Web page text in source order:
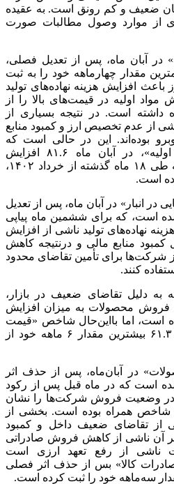
ضعیف و کم رونق است. به عقیده
از موارد وصول مطالبات صورت
در آبان ماه، پس از تعدیل فصلی،
و کمترین مقدار چهارماهه خود را به ثبت
افزایش هزینه نهاده‌های تولید
اولیه در قیمت‌های بالا را از
داشته است. در نتیجه بسیاری از
از عدم تخصیص ارز و کمبود منابع
بوده‌اند. این در حالی است که
شاخص «قیمت خرید مواد اولیه»، در آبان ماه ۸۱.۶ افزایش
قابل‌توجهی داشته به‌طوری‌که طی ۱۸ ماه گذشته از خرداد ۱۴۰۲،
است.
انبار» در آبان ماه، پس از تعدیل
۴۷.۹ برآورد شده است، که برای ششمین ماه پیاپی
نهاده‌های تولید ناشی از افزایش
کمبود منابع مالی و درنتیجه کاهش
شرکت‌ها برای تأمین تقاضای محدود
کنند.
به دلیل تقاضای ضعیف در بازار،
محصولات به میزان افزایش
است، اما بااین‌حال شاخص «قیمت
محصولات تولیدشده» با عدد ۶۱.۳ بیشترین مقدار ۶ ماهه خود از
در آبان‌ماه، پس از حذف اثر
۵۰.۷ برآورد شده است که در ماه قبل پس از رکود
در وضعیت فروش شرکت‌ها را نشان
شاخص همراه بوده است. بخشی از
تقاضای ضعیف داخل و کمبود
آن ناشی از کاهش فروش صادراتی
ناشی از رفع تعهد ارزی است
کالا» بس از حذف اثر فصلی